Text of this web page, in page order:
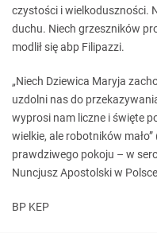
czystości i wielkoduszności.
duchu. Niech grzeszników
modlił się abp Filipazzi.
„Niech Dziewica Maryja
uzdolni nas do
wyprosi nam liczne i święte
wielkie, ale robotników
prawdziwego pokoju – w
Nuncjusz Apostolski w
BP KEP